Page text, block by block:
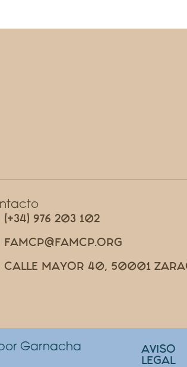
(+34) 976 203 102
FAMCP@FAMCP.ORG
CALLE MAYOR 40, 50001
Garnacha
AVISO
LEGAL